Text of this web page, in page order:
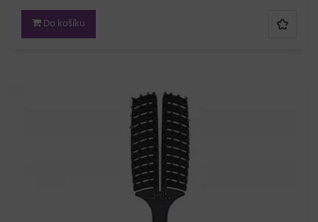
Do košíku